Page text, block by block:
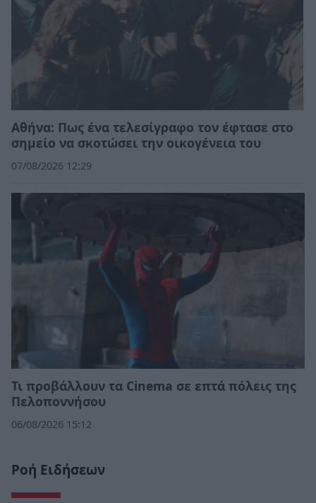
Αθήνα: Πως ένα τελεσίγραφο τον έφτασε στο
σημείο να σκοτώσει την οικογένεια του
07/08/2026 12:29
Τι προβάλλουν τα Cinema σε επτά πόλεις της
Πελοποννήσου
06/08/2026 15:12
Ροή Ειδήσεων